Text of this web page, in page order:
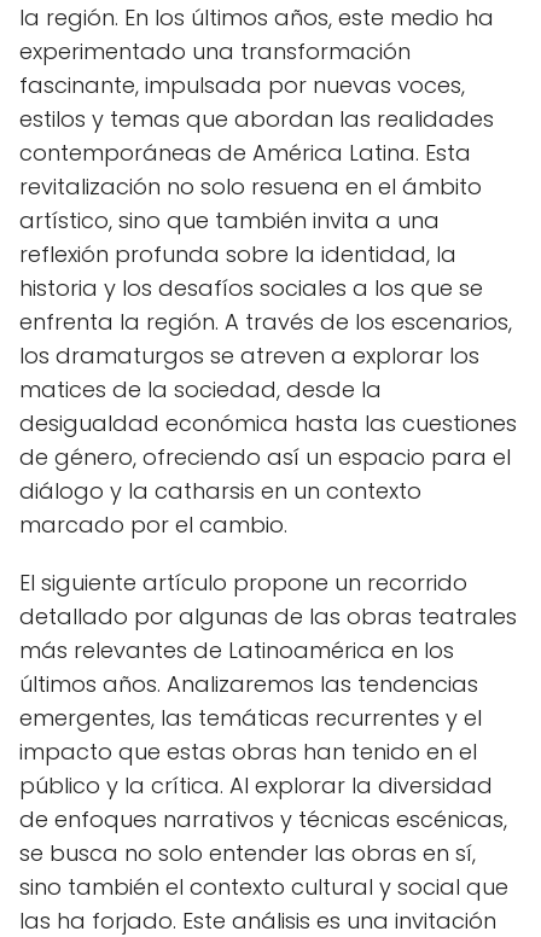
la región. En los últimos años, este medio ha
experimentado una transformación
fascinante, impulsada por nuevas voces,
estilos y temas que abordan las realidades
contemporáneas de América Latina. Esta
revitalización no solo resuena en el ámbito
artístico, sino que también invita a una
reflexión profunda sobre la identidad, la
historia y los desafíos sociales a los que se
enfrenta la región. A través de los escenarios,
los dramaturgos se atreven a explorar los
matices de la sociedad, desde la
desigualdad económica hasta las cuestiones
de género, ofreciendo así un espacio para el
diálogo y la catharsis en un contexto
marcado por el cambio.
El siguiente artículo propone un recorrido
detallado por algunas de las obras teatrales
más relevantes de Latinoamérica en los
últimos años. Analizaremos las tendencias
emergentes, las temáticas recurrentes y el
impacto que estas obras han tenido en el
público y la crítica. Al explorar la diversidad
de enfoques narrativos y técnicas escénicas,
se busca no solo entender las obras en sí,
sino también el contexto cultural y social que
las ha forjado. Este análisis es una invitación